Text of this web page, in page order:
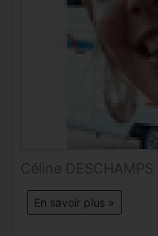
Céline DESCHAMPS
En savoir plus »